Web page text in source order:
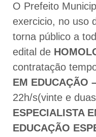
O Prefeito
exercicio, no uso
torna público a
edital de
contratação
EM EDUCAÇÃO
22h/s(vinte e
ESPECIALISTA
EDUCAÇÃO